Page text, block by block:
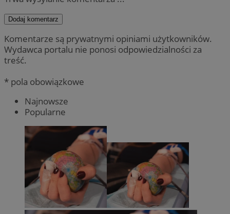
Dodaj komentarz
Komentarze są prywatnymi opiniami użytkowników.
Wydawca portalu nie ponosi odpowiedzialności za
treść.
* pola obowiązkowe
Najnowsze
Popularne